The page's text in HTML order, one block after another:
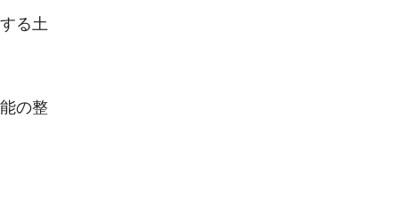
る土
の整